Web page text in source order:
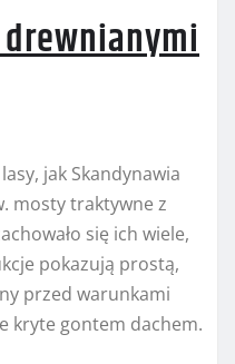
jak Skandynawia
mosty traktywne z
się ich wiele,
pokazują prostą,
przed warunkami
kryte gontem dachem.